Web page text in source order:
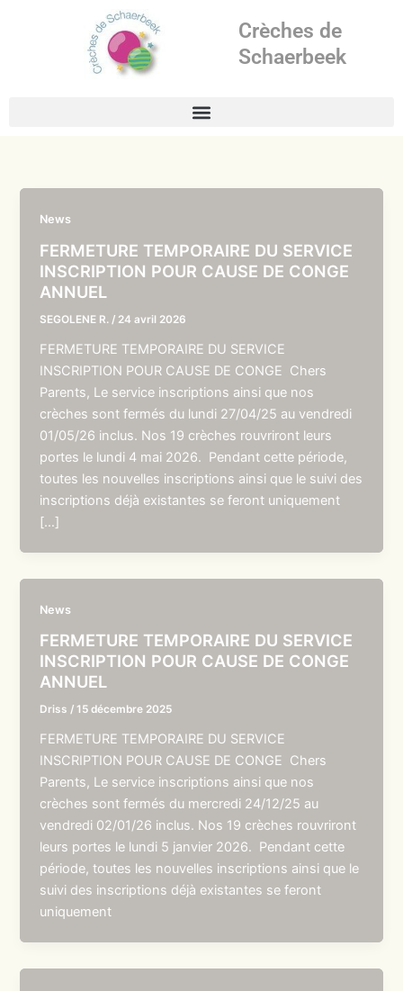
Crèches de
Schaerbeek
News
FERMETURE TEMPORAIRE DU SERVICE
INSCRIPTION POUR CAUSE DE CONGE
ANNUEL
SEGOLENE R. / 24 avril 2026
FERMETURE TEMPORAIRE DU SERVICE
INSCRIPTION POUR CAUSE DE CONGE Chers
Parents, Le service inscriptions ainsi que nos
crèches sont fermés du lundi 27/04/25 au vendredi
01/05/26 inclus. Nos 19 crèches rouvriront leurs
portes le lundi 4 mai 2026. Pendant cette période,
toutes les nouvelles inscriptions ainsi que le suivi des
inscriptions déjà existantes se feront uniquement
[…]
News
FERMETURE TEMPORAIRE DU SERVICE
INSCRIPTION POUR CAUSE DE CONGE
ANNUEL
Driss /15 décembre 2025
FERMETURE TEMPORAIRE DU SERVICE
INSCRIPTION POUR CAUSE DE CONGE Chers
Parents, Le service inscriptions ainsi que nos
crèches sont fermés du mercredi 24/12/25 au
vendredi 02/01/26 inclus. Nos 19 crèches rouvriront
leurs portes le lundi 5 janvier 2026. Pendant cette
période, toutes les nouvelles inscriptions ainsi que le
suivi des inscriptions déjà existantes se feront
uniquement